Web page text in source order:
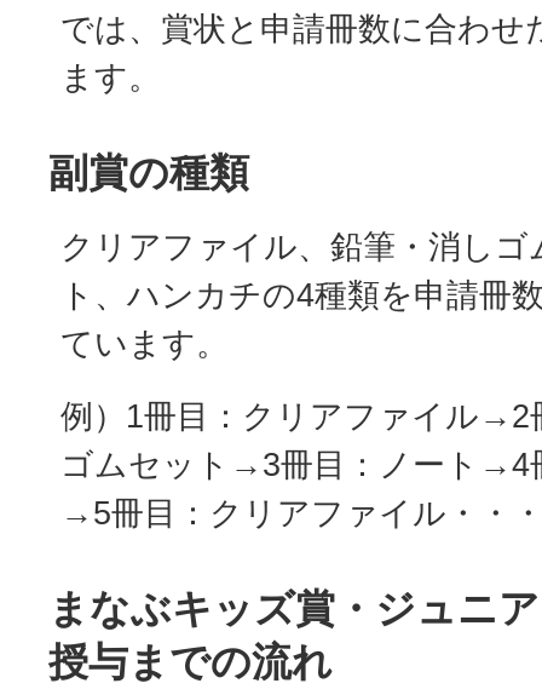
では、賞状と申請冊数に合わせ
ます。
副賞の種類
クリアファイル、鉛筆・消し
ト、ハンカチの4種類を申請冊
ています。
例）1冊目：クリアファイル→2
ゴムセット→3冊目：ノート→4
→5冊目：クリアファイル・・
まなぶキッズ賞・ジュニ
授与までの流れ